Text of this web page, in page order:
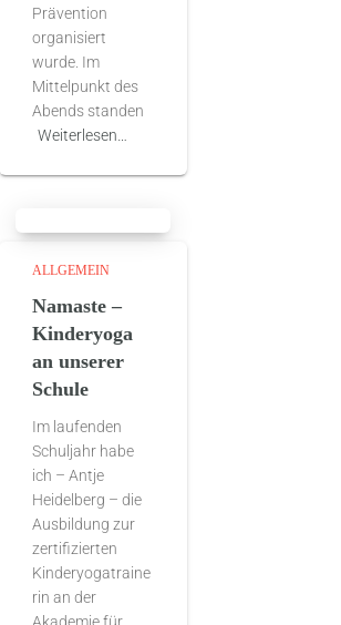
Prävention
organisiert
wurde. Im
Mittelpunkt des
Abends standen
Weiterlesen…
ALLGEMEIN
Namaste –
Kinderyoga
an unserer
Schule
Im laufenden
Schuljahr habe
ich – Antje
Heidelberg – die
Ausbildung zur
zertifizierten
Kinderyogatraine
rin an der